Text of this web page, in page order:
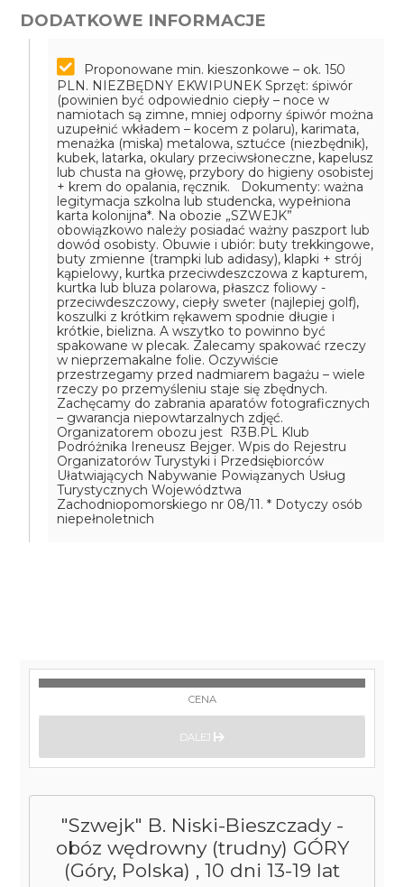
DODATKOWE INFORMACJE
Proponowane min. kieszonkowe – ok. 150
PLN. NIEZBĘDNY EKWIPUNEK Sprzęt: śpiwór
(powinien być odpowiednio ciepły – noce w
namiotach są zimne, mniej odporny śpiwór można
uzupełnić wkładem – kocem z polaru), karimata,
menażka (miska) metalowa, sztućce (niezbędnik),
kubek, latarka, okulary przeciwsłoneczne, kapelusz
lub chusta na głowę, przybory do higieny osobistej
+ krem do opalania, ręcznik.
Dokumenty: ważna
legitymacja szkolna lub studencka, wypełniona
karta kolonijna*. Na obozie „SZWEJK”
obowiązkowo należy posiadać ważny paszport lub
dowód osobisty. Obuwie i ubiór: buty trekkingowe,
buty zmienne (trampki lub adidasy), klapki + strój
kąpielowy, kurtka przeciwdeszczowa z kapturem,
kurtka lub bluza polarowa, płaszcz foliowy -
przeciwdeszczowy, ciepły sweter (najlepiej golf),
koszulki z krótkim rękawem spodnie długie i
krótkie, bielizna. A wszytko to powinno być
spakowane w plecak. Zalecamy spakować rzeczy
w nieprzemakalne folie. Oczywiście
przestrzegamy przed nadmiarem bagażu – wiele
rzeczy po przemyśleniu staje się zbędnych.
Zachęcamy do zabrania aparatów fotograficznych
– gwarancja niepowtarzalnych zdjęć.
Organizatorem obozu jest R3B.PL Klub
Podróżnika Ireneusz Bejger. Wpis do Rejestru
Organizatorów Turystyki i Przedsiębiorców
Ułatwiających Nabywanie Powiązanych Usług
Turystycznych Województwa
Zachodniopomorskiego nr 08/11. * Dotyczy osób
niepełnoletnich
"Szwejk" B. Niski-Bieszczady -
obóz wędrowny (trudny) GÓRY
(Góry, Polska) , 10 dni 13-19 lat
CENA
DALEJ